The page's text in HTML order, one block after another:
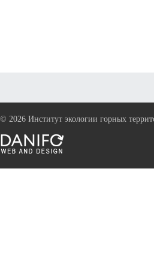
© 2026 Институт экологии горных